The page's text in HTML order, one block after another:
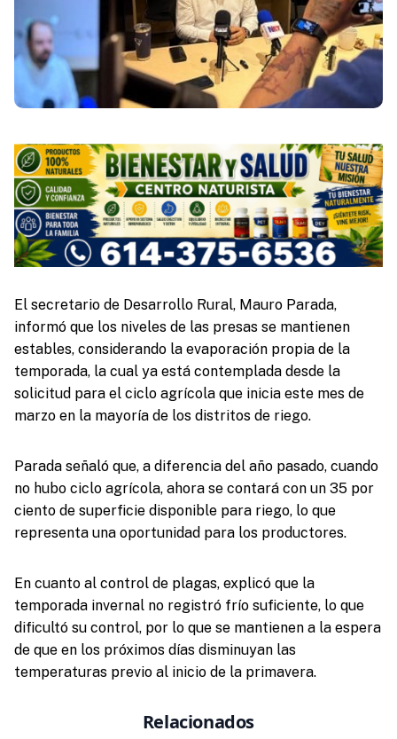
El secretario de Desarrollo Rural, Mauro Parada,
informó que los niveles de las presas se mantienen
estables, considerando la evaporación propia de la
temporada, la cual ya está contemplada desde la
solicitud para el ciclo agrícola que inicia este mes de
marzo en la mayoría de los distritos de riego.
Parada señaló que, a diferencia del año pasado, cuando
no hubo ciclo agrícola, ahora se contará con un 35 por
ciento de superficie disponible para riego, lo que
representa una oportunidad para los productores.
En cuanto al control de plagas, explicó que la
temporada invernal no registró frío suficiente, lo que
dificultó su control, por lo que se mantienen a la espera
de que en los próximos días disminuyan las
temperaturas previo al inicio de la primavera.
Relacionados